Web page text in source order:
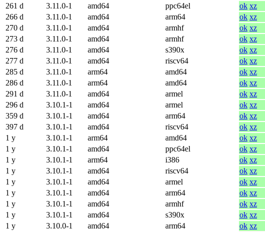
261 d
3.11.0-1 amd64 ppc64el ok xz
266 d
3.11.0-1 amd64 arm64 ok xz
270 d
3.11.0-1 amd64 armhf ok xz
273 d
3.11.0-1 amd64 armhf ok xz
276 d
3.11.0-1 amd64 s390x ok xz
277 d
3.11.0-1 amd64 riscv64 ok xz
285 d
3.11.0-1 arm64 amd64 ok xz
286 d
3.11.0-1 arm64 amd64 ok xz
291 d
3.11.0-1 amd64 armel ok xz
296 d
3.10.1-1 amd64 armel ok xz
359 d
3.10.1-1 amd64 arm64 ok xz
397 d
3.10.1-1 amd64 riscv64 ok xz
1 y
3.10.1-1 arm64 amd64 ok xz
1 y
3.10.1-1 amd64 ppc64el ok xz
1 y
3.10.1-1 arm64 i386 ok xz
1 y
3.10.1-1 amd64 riscv64 ok xz
1 y
3.10.1-1 amd64 armel ok xz
1 y
3.10.1-1 amd64 arm64 ok xz
1 y
3.10.1-1 amd64 armhf ok xz
1 y
3.10.1-1 amd64 s390x ok xz
1 y
3.10.0-1 amd64 arm64 ok xz